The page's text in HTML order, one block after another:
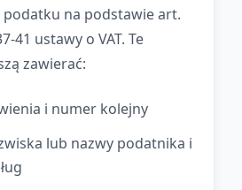
na podstawie art.
41 ustawy o VAT. Te
zawierać:
i numer kolejny
lub nazwy podatnika i